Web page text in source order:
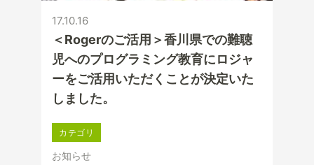
17.10.16
＜Rogerのご活用＞香川県での難聴
児へのプログラミング教育にロジャ
ーをご活用いただくことが決定いた
しました。
カテゴリ
お知らせ